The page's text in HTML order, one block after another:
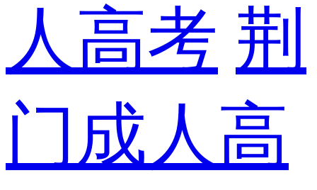
人高考 荆
门成人高